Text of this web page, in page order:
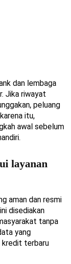
dan lembaga
Jika riwayat
peluang
itu,
awal sebelum
layanan
aman dan resmi
disediakan
tanpa
yang
kredit terbaru